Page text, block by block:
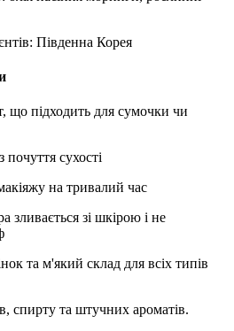
Південна Корея
що підходить для сумочки чи
сухості
на тривалий час
зливається зі шкірою і не
та м'який склад для всіх типів
спирту та штучних ароматів.